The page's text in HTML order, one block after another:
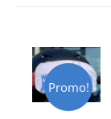
Promo!